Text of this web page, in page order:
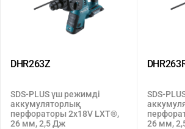
DHR263Z
SDS-PLUS үш режимді
аккумуляторлық
перфораторы 2x18V LXT®,
26 мм, 2,5 Дж
SDS-
26 мм,